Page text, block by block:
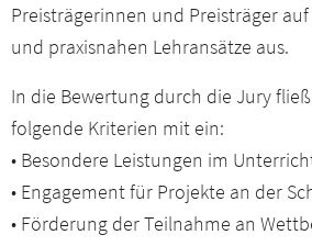
Preisträgerinnen und Preisträger
und praxisnahen Lehransätze aus.
In die Bewertung durch die Jury
folgende Kriterien mit ein:
• Besondere Leistungen im
• Engagement für Projekte an der
• Förderung der Teilnahme an